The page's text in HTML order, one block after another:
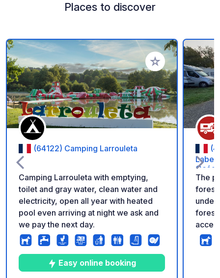
Places to discover
Add to your
(64122) Camping Larrouleta
Camping Larrouleta with emptying,
toilet and gray water, clean water and
electricity, open all year with heated
pool even arriving at night we ask and
we pay the next day.
Easy online booking
Océan
The
forest
under
and